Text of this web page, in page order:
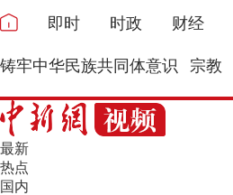
即时 时政 财经
铸牢中华民族共同体意识 宗教
最新
热点
国内